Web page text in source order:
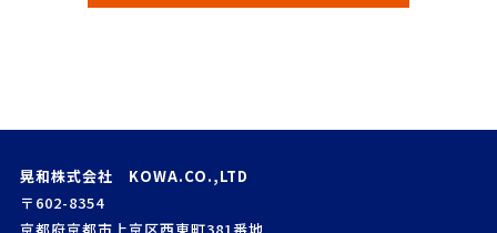
晃和株式会社 KOWA.CO.,LTD
〒602-8354